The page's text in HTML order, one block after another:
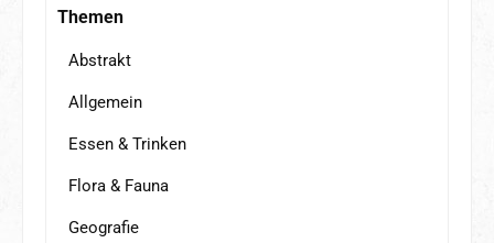
Themen
Abstrakt
Allgemein
Essen & Trinken
Flora & Fauna
Geografie